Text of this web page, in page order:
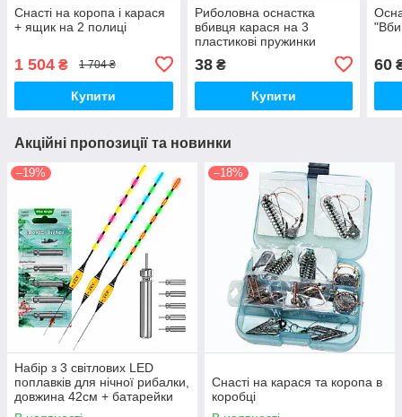
Снасті на коропа і карася
+ ящик на 2 полиці
1 504 ₴ 1 704 ₴
Купити
Риболовна оснастка
вбивця карася на 3
пластикові пружинки
38₴
Купити
60
Акційні пропозиції та новинки
–19%
Набір з 3 світлових LED
поплавків для нічної рибалки,
довжина 42см + батарейки
CR425-5шт
–18%
Снасті на карася та коропа в
коробці